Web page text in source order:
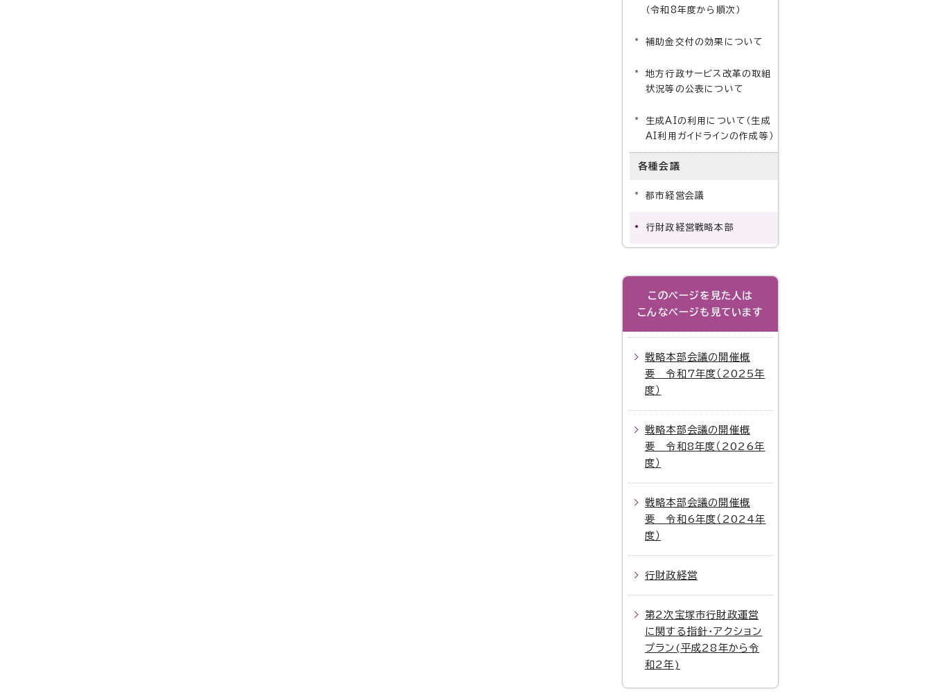
（令和8年度から順次）
補助金交付の効果について
地方行政サービス改革の取組
状況等の公表について
生成AIの利用について（生成
AI利用ガイドラインの作成等）
各種会議
都市経営会議
行財政経営戦略本部
このページを見た人は
こんなページも見ています
戦略本部会議の開催概
要 令和7年度（2025年
度）
戦略本部会議の開催概
要 令和8年度（2026年
度）
戦略本部会議の開催概
要 令和6年度（2024年
度）
行財政経営
第2次宝塚市行財政運営
に関する指針・アクション
プラン(平成28年から令
和2年)